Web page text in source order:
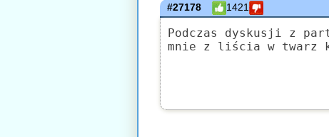
#27178 1421
Podczas dyskusji z
mnie z liścia w twarz